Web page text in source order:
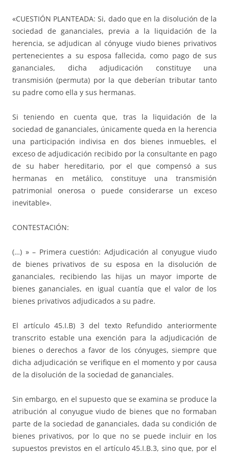
«CUESTIÓN PLANTEADA: Si, dado que en la disolución de la
sociedad de gananciales, previa a la liquidación de la
herencia, se adjudican al cónyuge viudo bienes privativos
pertenecientes a su esposa fallecida, como pago de sus
gananciales, dicha adjudicación constituye una
transmisión (permuta) por la que deberían tributar tanto
su padre como ella y sus hermanas.
Si teniendo en cuenta que, tras la liquidación de la
sociedad de gananciales, únicamente queda en la herencia
una participación indivisa en dos bienes inmuebles, el
exceso de adjudicación recibido por la consultante en pago
de su haber hereditario, por el que compensó a sus
hermanas en metálico, constituye una transmisión
patrimonial onerosa o puede considerarse un exceso
inevitable».
CONTESTACIÓN:
(…) » – Primera cuestión: Adjudicación al conyugue viudo
de bienes privativos de su esposa en la disolución de
gananciales, recibiendo las hijas un mayor importe de
bienes gananciales, en igual cuantía que el valor de los
bienes privativos adjudicados a su padre.
El artículo 45.I.B) 3 del texto Refundido anteriormente
transcrito estable una exención para la adjudicación de
bienes o derechos a favor de los cónyuges, siempre que
dicha adjudicación se verifique en el momento y por causa
de la disolución de la sociedad de gananciales.
Sin embargo, en el supuesto que se examina se produce la
atribución al conyugue viudo de bienes que no formaban
parte de la sociedad de gananciales, dada su condición de
bienes privativos, por lo que no se puede incluir en los
supuestos previstos en el artículo 45.I.B.3, sino que, por el